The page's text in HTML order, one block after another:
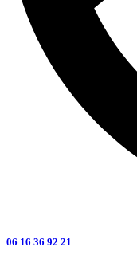
06 16 36 92 21